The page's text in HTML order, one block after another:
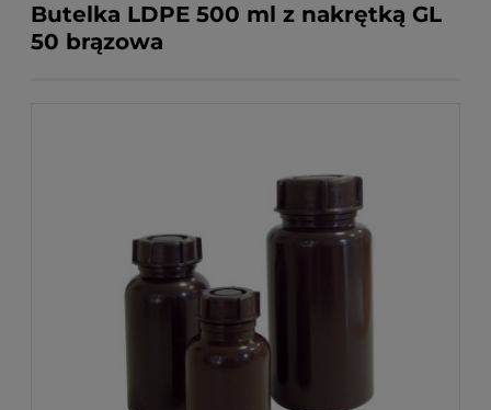
Butelka LDPE 500 ml z nakrętką GL
50 brązowa